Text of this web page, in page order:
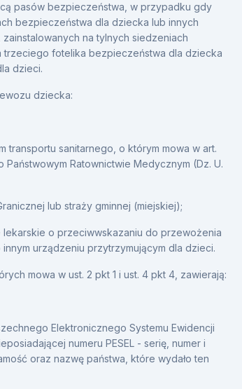
pasów bezpieczeństwa, w przypadku gdy
bezpieczeństwa dla dziecka lub innych
na tylnych siedzeniach
trzeciego fotelika bezpieczeństwa dla dziecka
dzieci.
dziecka:
transportu sanitarnego, o którym mowa w art.
Ratownictwie Medycznym (Dz. U.
lub straży gminnej (miejskiej);
o przeciwwskazaniu do przewożenia
urządzeniu przytrzymującym dla dzieci.
mowa w ust. 2 pkt 1 i ust. 4 pkt 4, zawierają:
Elektronicznego Systemu Ewidencji
numeru PESEL - serię, numer i
oraz nazwę państwa, które wydało ten